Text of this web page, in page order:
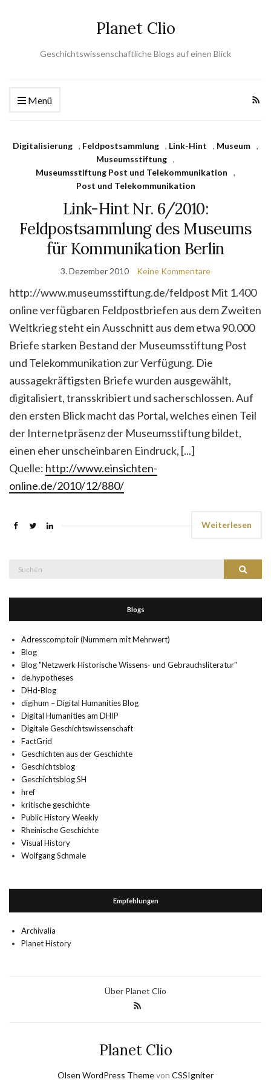
Planet Clio
Geschichtswissenschaftliche Blogs auf einen Blick
Menü
Digitalisierung , Feldpostsammlung , Link-Hint , Museum ,
Museumsstiftung ,
Museumsstiftung Post und Telekommunikation
,
Post und Telekommunikation
Link-Hint Nr. 6/2010:
Feldpostsammlung des Museums
für Kommunikation Berlin
3. Dezember 2010 Keine Kommentare
http://www.museumsstiftung.de/feldpost Mit 1.400
online verfügbaren Feldpostbriefen aus dem Zweiten
Weltkrieg steht ein Ausschnitt aus dem etwa 90.000
Briefe starken Bestand der Museumsstiftung Post
und Telekommunikation zur Verfügung. Die
aussagekräftigsten Briefe wurden ausgewählt,
digitalisiert, transskribiert und sacherschlossen. Auf
den ersten Blick macht das Portal, welches einen Teil
der Internetpräsenz der Museumsstiftung bildet,
einen eher unscheinbaren Eindruck, [...]
Quelle: http://www.einsichten-
online.de/2010/12/880/
Weiterlesen
Suchen
Blogs
Adresscomptoir (Nummern mit Mehrwert)
Blog
Blog "Netzwerk Historische Wissens- und Gebrauchsliteratur"
de.hypotheses
DHd-Blog
digihum – Digital Humanities Blog
Digital Humanities am DHIP
Digitale Geschichtswissenschaft
FactGrid
Geschichten aus der Geschichte
Geschichtsblog
Geschichtsblog SH
href
kritische geschichte
Public History Weekly
Rheinische Geschichte
Visual History
Wolfgang Schmale
Empfehlungen
Archivalia
Planet History
Über Planet Clio
Planet Clio
Olsen WordPress Themevon CSSIgniter